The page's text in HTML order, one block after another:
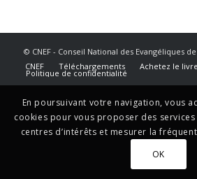
© CNEF - Conseil National des Evangéliques
CNEF
Téléchargements Achetez le
Politique de confidentialité
En poursuivant votre navigation, vous
cookies pour vous proposer des
centres d’intérêts et mesurer la
OK